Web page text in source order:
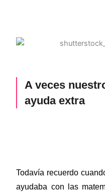
A veces
ayuda extra
Todavía recuerdo
ayudaba con las